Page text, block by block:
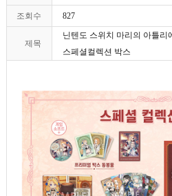
조회수 827
제목
닌텐도 스위치 마리의 아틀리
스페셜컬렉션 박스